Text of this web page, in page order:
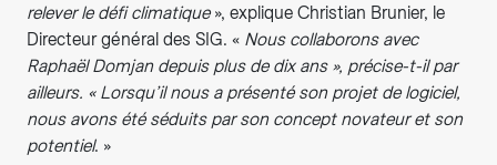
relever le défi climatique», explique Christian Brunier, le
Directeur général des SIG. « Nous collaborons avec
Raphaël Domjan depuis plus de dix ans », précise-t-il par
ailleurs. « Lorsqu’il nous a présenté son projet de logiciel,
nous avons été séduits par son concept novateur et son
potentiel. »